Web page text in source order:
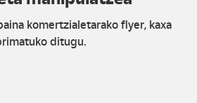
komertzialetarako flyer, kaxa
ditugu.